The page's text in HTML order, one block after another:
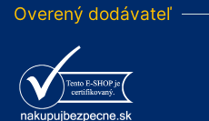
Overený dodávateľ